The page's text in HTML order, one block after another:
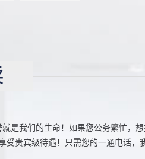
我们的生命！如果您公务繁忙，想
贵宾级待遇！只需您的一通电话，